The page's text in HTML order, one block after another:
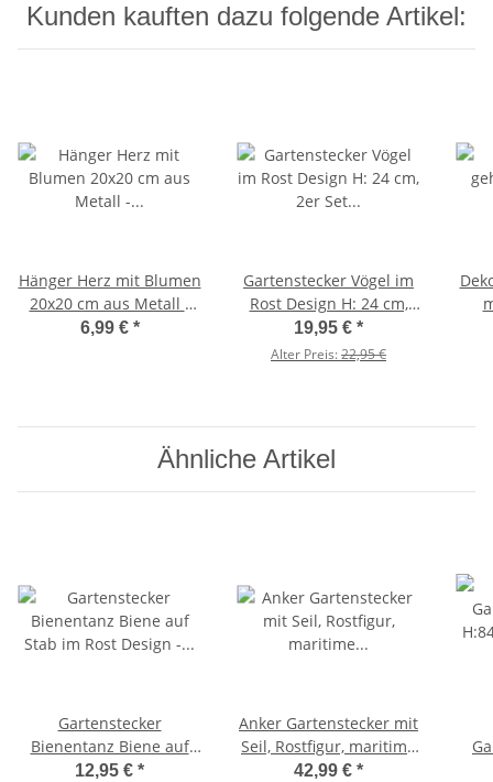
Kunden kauften dazu folgende Artikel:
Hänger Herz mit Blumen
20x20 cm aus Metall -
Herzanhänger,
6,99 € *
Gartenstecker Vögel im
Rost Design H: 24 cm,
2er Set - Rostfigur Vogel
für den Garten,
19,95 € *
Alter Preis:22,95 €
Ähnliche Artikel
Gartenstecker
Bienentanz Biene auf
Stab im Rost Design -
12,95 € *
Anker Gartenstecker mit
Seil, Rostfigur, maritime
Gartendeko Rost,
42,99 € *